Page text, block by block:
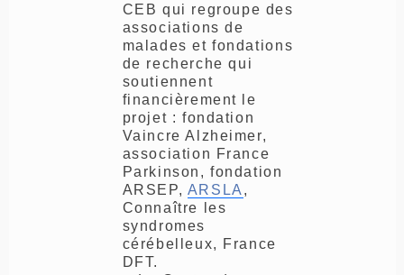
CEB qui regroupe des
associations de
malades et fondations
de recherche qui
soutiennent
financièrement le
projet : fondation
Vaincre Alzheimer,
association France
Parkinson, fondation
ARSEP, ARSLA ,
Connaître les
syndromes
cérébelleux, France
DFT.